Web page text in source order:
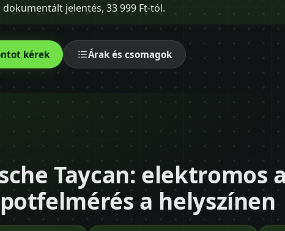
jelentés, 33 999 Ft-tól.
kérek Árak és csomagok
Taycan: elektromos
a helyszínen